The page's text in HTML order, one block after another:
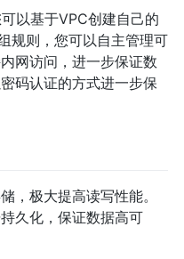
以基于VPC创建自己的
规则，您可以自主管理可
网访问，进一步保证数
码认证的方式进一步保
，极大提高读写性能。
久化，保证数据高可